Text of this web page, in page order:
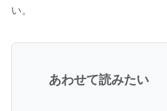
い。
あわせて読みたい